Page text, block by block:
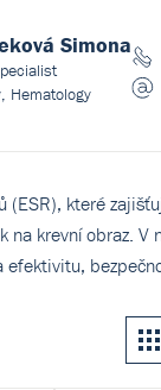
Simona
Hematology
které
na krevní obraz.
efektivitu,